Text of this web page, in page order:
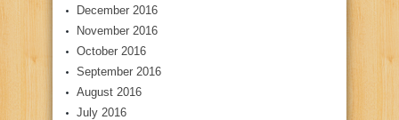
December 2016
November 2016
October 2016
September 2016
August 2016
July 2016